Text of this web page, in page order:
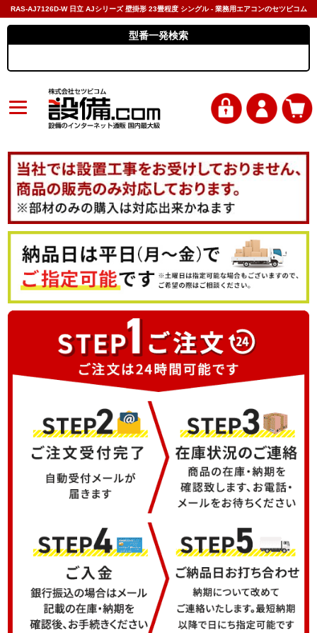
RAS-AJ7126D-W 日立 AJシリーズ 壁掛形 23畳程度 シングル - 業務用エアコンのセツビコム
型番一発検索